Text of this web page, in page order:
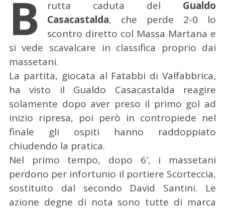
B rutta caduta del Gualdo
Casacastalda, che perde 2-0 lo
scontro diretto col Massa Martana e
si vede scavalcare in classifica proprio dai
massetani.
La partita, giocata al Fatabbi di Valfabbrica,
ha visto il Gualdo Casacastalda reagire
solamente dopo aver preso il primo gol ad
inizio ripresa, poi però in contropiede nel
finale gli ospiti hanno raddoppiato
chiudendo la pratica.
Nel primo tempo, dopo 6′, i massetani
perdono per infortunio il portiere Scorteccia,
sostituito dal secondo David Santini. Le
azione degne di nota sono tutte di marca